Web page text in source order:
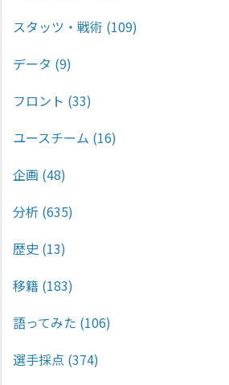
スタッツ・戦術 (109)
データ (9)
フロント (33)
ユースチーム (16)
企画 (48)
分析 (635)
歴史 (13)
移籍 (183)
語ってみた (106)
選手採点 (374)